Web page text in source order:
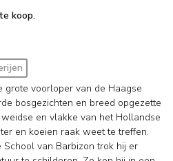
koop.
voorloper van de Haagse
bosgezichten en breed opgezette
en vlakke van het Hollandse
en koeien raak weet te treffen.
van Barbizon trok hij er